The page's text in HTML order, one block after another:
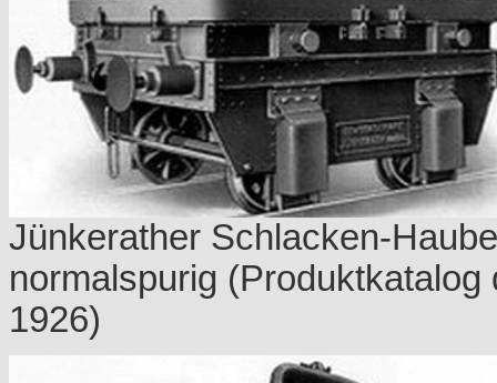
Jünkerather Schlacken-
normalspurig
1926)